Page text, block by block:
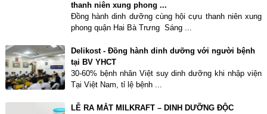
thanh niên xung phong ...
Đồng hành dinh dưỡng cùng hội cựu thanh niên xung
phong quận Hai Bà Trưng Sáng ...
Delikost - Đồng hành dinh dưỡng với người bệnh
tại BV YHCT
30-60% bệnh nhân Việt suy dinh dưỡng khi nhập viện
Tại Việt Nam, tỉ lệ bệnh ...
LỄ RA MẮT MILKRAFT – DINH DƯỠNG ĐỘC